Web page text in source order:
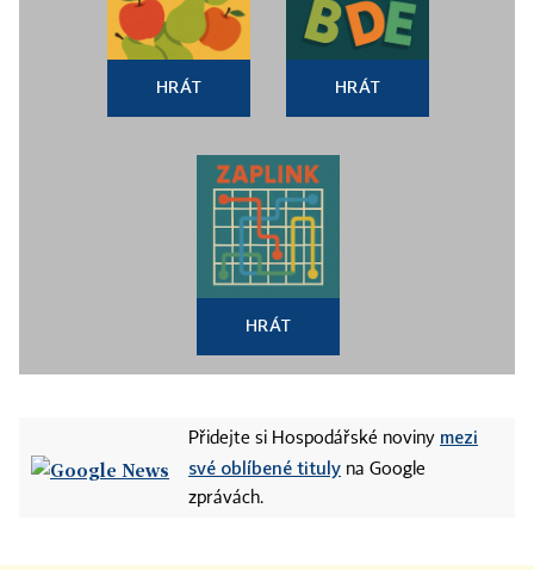
HRÁT HRÁT
HRÁT
Přidejte si Hospodářské noviny mezi
své oblíbené tituly na Google
zprávách.